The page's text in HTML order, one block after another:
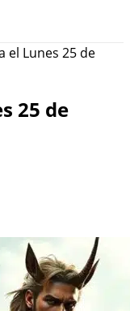
el Lunes 25 de
25 de